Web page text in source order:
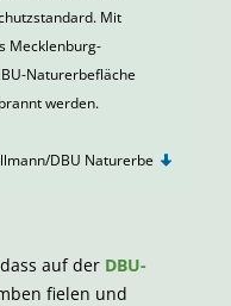
Mit
Mecklenburg-
Naturerbefläche
werden.
DBU Naturerbe
auf der DBU-
fielen und